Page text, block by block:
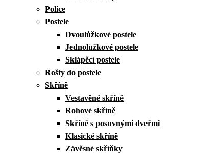
Police
Postele
Dvoulůžkové postele
Jednolůžkové postele
Sklápěcí postele
Rošty do postele
Skříně
Vestavěné skříně
Rohové skříně
Skříně s posuvnými dveřmi
Klasické skříně
Závěsné skříňky